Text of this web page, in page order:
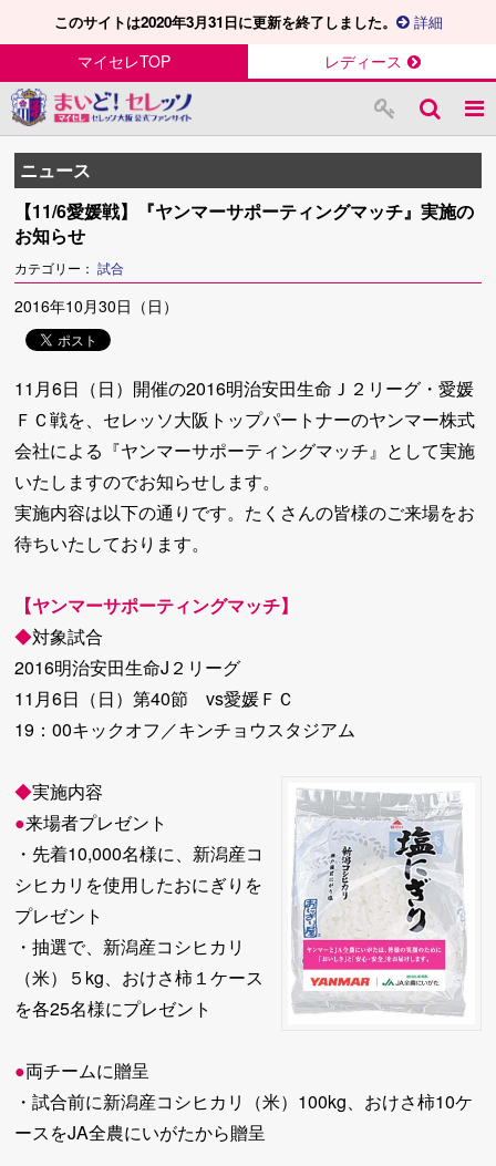
このサイトは2020年3月31日に更新を終了しました。 詳細
マイセレTOP レディース
ニュース
【11/6愛媛戦】『ヤンマーサポーティングマッチ』実施の
お知らせ
カテゴリー：試合
2016年10月30日（日）
11月6日（日）開催の2016明治安田生命Ｊ２リーグ・愛媛
ＦＣ戦を、セレッソ大阪トップパートナーのヤンマー株式
会社による『ヤンマーサポーティングマッチ』として実施
いたしますのでお知らせします。
実施内容は以下の通りです。たくさんの皆様のご来場をお
待ちいたしております。
【ヤンマーサポーティングマッチ】
◆対象試合
2016明治安田生命J２リーグ
11月6日（日）第40節 vs愛媛ＦＣ
19：00キックオフ／キンチョウスタジアム
◆実施内容
●来場者プレゼント
・先着10,000名様に、新潟産コ
シヒカリを使用したおにぎりを
プレゼント
・抽選で、新潟産コシヒカリ
（米）５kg、おけさ柿１ケース
を各25名様にプレゼント
●両チームに贈呈
・試合前に新潟産コシヒカリ（米）100kg、おけさ柿10ケ
ースをJA全農にいがたから贈呈